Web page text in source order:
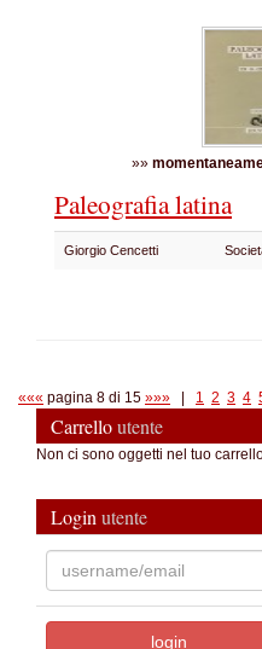
»»
Paleografia latina
Giorgio Cencetti
««« pagina 8 di 15 »»» 1 2 3 4
Carrelloutente
Non ci sono oggetti nel tuo
Login utente